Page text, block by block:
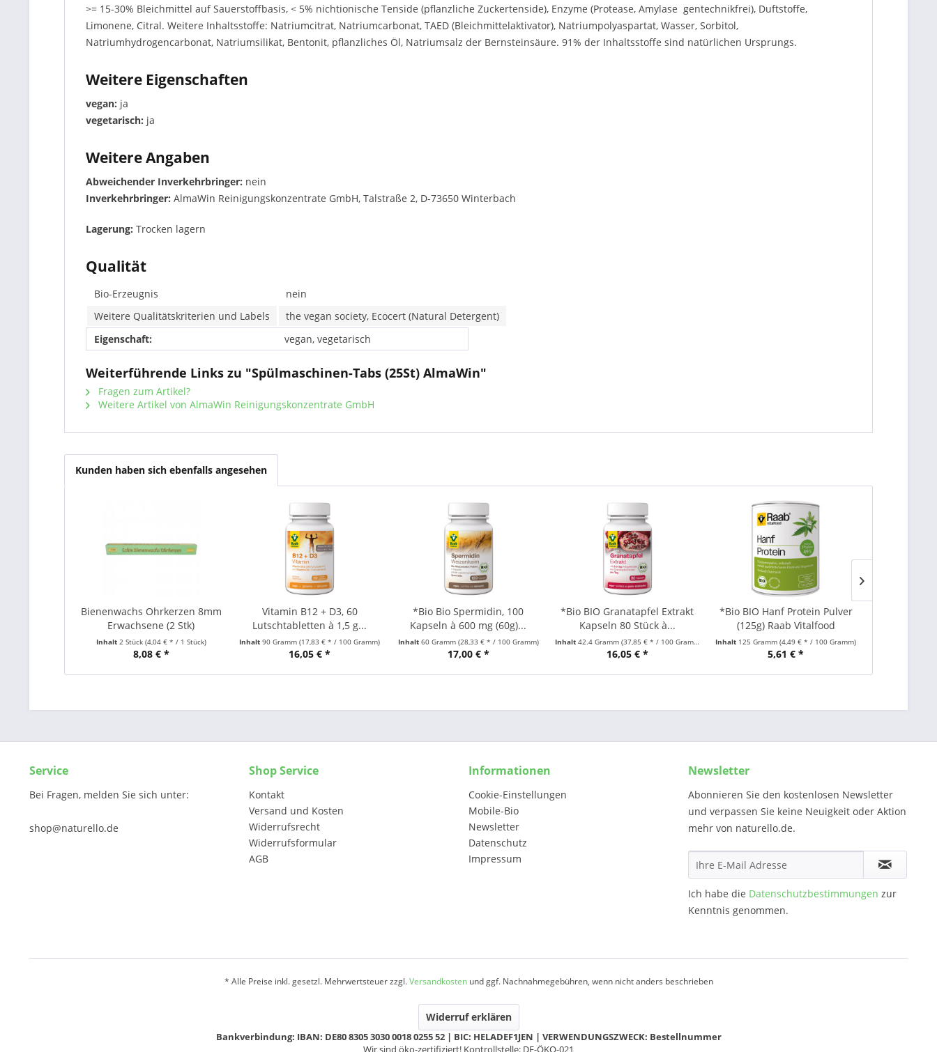
>= 15-30% Bleichmittel auf Sauerstoffbasis, < 5% nichtionische Tenside (pflanzliche Zuckertenside), Enzyme (Protease, Amylase  gentechnikfrei), Duftstoffe,
Limonene, Citral. Weitere Inhaltsstoffe: Natriumcitrat, Natriumcarbonat, TAED (Bleichmittelaktivator), Natriumpolyaspartat, Wasser, Sorbitol,
Natriumhydrogencarbonat, Natriumsilikat, Bentonit, pflanzliches Öl, Natriumsalz der Bernsteinsäure. 91% der Inhaltsstoffe sind natürlichen Ursprungs.
Weitere Eigenschaften
vegan: ja
vegetarisch: ja
Weitere Angaben
Abweichender Inverkehrbringer: nein
Inverkehrbringer: AlmaWin Reinigungskonzentrate GmbH, Talstraße 2, D-73650 Winterbach
Lagerung: Trocken lagern
Qualität
Bio-Erzeugnis
nein
Weitere Qualitätskriterien und Labels
the vegan society, Ecocert (Natural Detergent)
Eigenschaft:
vegan, vegetarisch
Weiterführende Links zu "Spülmaschinen-Tabs (25St) AlmaWin"
Fragen zum Artikel?
Weitere Artikel von AlmaWin Reinigungskonzentrate GmbH
Kunden haben sich ebenfalls angesehen
Bienenwachs Ohrkerzen 8mm
Erwachsene (2 Stk)
Inhalt 2 Stück (4,04 € * / 1 Stück)
8,08 € *
Vitamin B12 + D3, 60
Lutschtabletten à 1,5 g...
Inhalt90 Gramm(17,83 € * / 100 Gramm)
16,05 € *
*Bio Bio Spermidin, 100
Kapseln à 600 mg (60g)...
Inhalt 60 Gramm (28,33 € * / 100 Gramm)
17,00 € *
*Bio BIO Granatapfel Extrakt
Kapseln 80 Stück à...
Inhalt 42.4 Gramm (37,85 € * / 100 Gramm)
16,05 € *
*Bio BIO Hanf Protein Pulver
(125g) Raab Vitalfood
Inhalt 125 Gramm(4,49 € * / 100 Gramm)
5,61 € *
Service
Bei Fragen, melden Sie sich unter:
shop@naturello.de
Shop Service
Kontakt
Versand und Kosten
Widerrufsrecht
Widerrufsformular
AGB
Informationen
Cookie-Einstellungen
Mobile-Bio
Newsletter
Datenschutz
Impressum
Newsletter
Abonnieren Sie den kostenlosen Newsletter
und verpassen Sie keine Neuigkeit oder Aktion
mehr von naturello.de.
Ich habe die Datenschutzbestimmungen zur
Kenntnis genommen.
* Alle Preise inkl. gesetzl. Mehrwertsteuer zzgl.Versandkostenund ggf. Nachnahmegebühren, wenn nicht anders beschrieben
Widerruf erklären
Bankverbindung: IBAN: DE80 8305 3030 0018 0255 52 | BIC: HELADEF1JEN | VERWENDUNGSZWECK: Bestellnummer
Wir sind öko-zertifiziert! Kontrollstelle: DE-ÖKO-021